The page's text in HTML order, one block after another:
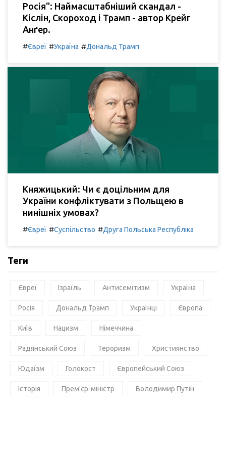
Росія": Наймасштабніший скандал -
Кіслін, Скороход і Трамп - автор Крейг
Анґер.
#Євреї #Україна #Дональд Трамп
Княжицький: Чи є доцільним для
України конфліктувати з Польщею в
нинішніх умовах?
#Євреї #Суспільство #Друга Польська Республіка
Теги
Євреї Ізраїль Антисемітизм Україна
Росія Дональд Трамп Українці Європа
Київ Нацизм Німеччина
Радянський Союз Тероризм Християнство
Юдаїзм Голокост Європейський Союз
Історія Прем'єр-міністр Володимир Путін